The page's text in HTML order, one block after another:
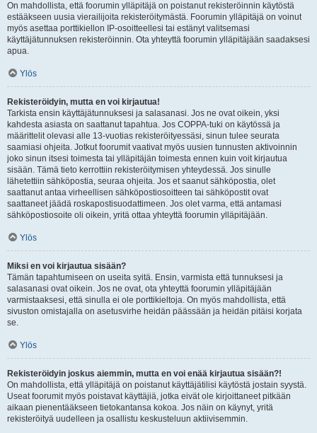
On mahdollista, että foorumin ylläpitäjä on poistanut rekisteröinnin käytöstä
estääkseen uusia vierailijoita rekisteröitymästä. Foorumin ylläpitäjä on voinut
myös asettaa porttikiellon IP-osoitteellesi tai estänyt valitsemasi
käyttäjätunnuksen rekisteröinnin. Ota yhteyttä foorumin ylläpitäjään saadaksesi
apua.
Ylös
Rekisteröidyin, mutta en voi kirjautua!
Tarkista ensin käyttäjätunnuksesi ja salasanasi. Jos ne ovat oikein, yksi
kahdesta asiasta on saattanut tapahtua. Jos COPPA-tuki on käytössä ja
määrittelit olevasi alle 13-vuotias rekisteröityessäsi, sinun tulee seurata
saamiasi ohjeita. Jotkut foorumit vaativat myös uusien tunnusten aktivoinnin
joko sinun itsesi toimesta tai ylläpitäjän toimesta ennen kuin voit kirjautua
sisään. Tämä tieto kerrottiin rekisteröitymisen yhteydessä. Jos sinulle
lähetettiin sähköpostia, seuraa ohjeita. Jos et saanut sähköpostia, olet
saattanut antaa virheellisen sähköpostiosoitteen tai sähköpostit ovat
saattaneet jäädä roskapostisuodattimeen. Jos olet varma, että antamasi
sähköpostiosoite oli oikein, yritä ottaa yhteyttä foorumin ylläpitäjään.
Ylös
Miksi en voi kirjautua sisään?
Tämän tapahtumiseen on useita syitä. Ensin, varmista että tunnuksesi ja
salasanasi ovat oikein. Jos ne ovat, ota yhteyttä foorumin ylläpitäjään
varmistaaksesi, että sinulla ei ole porttikieltoja. On myös mahdollista, että
sivuston omistajalla on asetusvirhe heidän päässään ja heidän pitäisi korjata
se.
Ylös
Rekisteröidyin joskus aiemmin, mutta en voi enää kirjautua sisään?!
On mahdollista, että ylläpitäjä on poistanut käyttäjätilisi käytöstä jostain syystä.
Useat foorumit myös poistavat käyttäjiä, jotka eivät ole kirjoittaneet pitkään
aikaan pienentääkseen tietokantansa kokoa. Jos näin on käynyt, yritä
rekisteröityä uudelleen ja osallistu keskusteluun aktiivisemmin.